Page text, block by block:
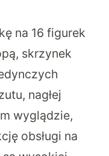
na 16 figurek
skrzynek
nagłej
wyglądzie,
obsługi na